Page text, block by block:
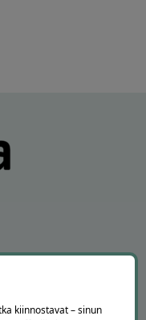
kiinnostavat – sinun